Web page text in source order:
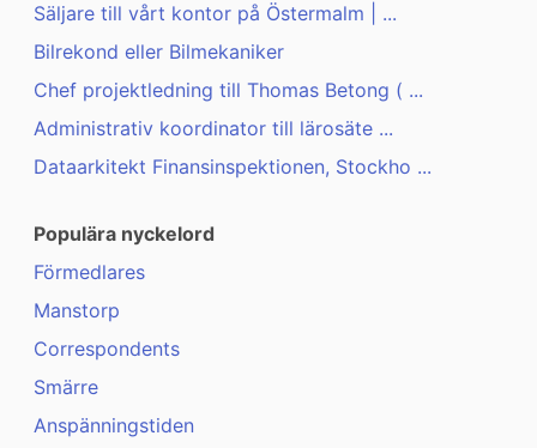
Säljare till vårt kontor på Östermalm | ...
Bilrekond eller Bilmekaniker
Chef projektledning till Thomas Betong ( ...
Administrativ koordinator till lärosäte ...
Dataarkitekt Finansinspektionen, Stockho ...
Populära nyckelord
Förmedlares
Manstorp
Correspondents
Smärre
Anspänningstiden